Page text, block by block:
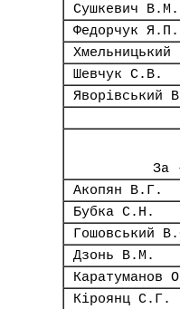
Сушкевич В.М.
Федорчук Я.П.
Шевчук С.В.
Яворівський
За
Акопян В.Г.
Бубка С.Н.
Гошовський
Дзонь В.М.
Каратуманов
Кіроянц С.Г.